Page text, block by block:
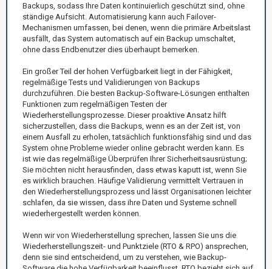
Backups, sodass Ihre Daten kontinuierlich geschützt sind, ohne
ständige Aufsicht. Automatisierung kann auch Failover-
Mechanismen umfassen, bei denen, wenn die primäre Arbeitslast
ausfällt, das System automatisch auf ein Backup umschaltet,
ohne dass Endbenutzer dies überhaupt bemerken.
Ein großer Teil der hohen Verfügbarkeit liegt in der Fähigkeit,
regelmäßige Tests und Validierungen von Backups
durchzuführen. Die besten Backup-Software-Lösungen enthalten
Funktionen zum regelmäßigen Testen der
Wiederherstellungsprozesse. Dieser proaktive Ansatz hilft
sicherzustellen, dass die Backups, wenn es an der Zeit ist, von
einem Ausfall zu erholen, tatsächlich funktionsfähig sind und das
System ohne Probleme wieder online gebracht werden kann. Es
ist wie das regelmäßige Überprüfen Ihrer Sicherheitsausrüstung;
Sie möchten nicht herausfinden, dass etwas kaputt ist, wenn Sie
es wirklich brauchen. Häufige Validierung vermittelt Vertrauen in
den Wiederherstellungsprozess und lässt Organisationen leichter
schlafen, da sie wissen, dass ihre Daten und Systeme schnell
wiederhergestellt werden können.
Wenn wir von Wiederherstellung sprechen, lassen Sie uns die
Wiederherstellungszeit- und Punktziele (RTO & RPO) ansprechen,
denn sie sind entscheidend, um zu verstehen, wie Backup-